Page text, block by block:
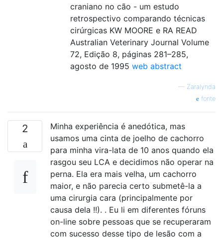
craniano no cão - um estudo
retrospectivo comparando técnicas
cirúrgicas KW MOORE e RA READ
Australian Veterinary Journal Volume
72, Edição 8, páginas 281–285,
agosto de 1995 web abstract
— Zaralynda
fonte
2
Minha experiência é anedótica, mas
usamos uma cinta de joelho de cachorro
para minha vira-lata de 10 anos quando ela
rasgou seu LCA e decidimos não operar na
perna. Ela era mais velha, um cachorro
maior, e não parecia certo submetê-la a
uma cirurgia cara (principalmente por
causa dela !!). . Eu li em diferentes fóruns
on-line sobre pessoas que se recuperaram
com sucesso desse tipo de lesão com a